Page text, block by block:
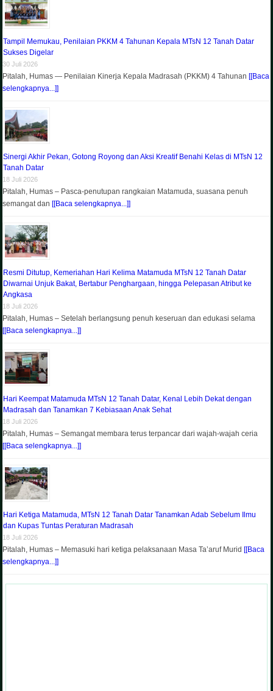
Tampil Memukau, Penilaian PKKM 4 Tahunan Kepala MTsN 12 Tanah Datar
Sukses Digelar
30 Juli 2026
Pitalah, Humas — Penilaian Kinerja Kepala Madrasah (PKKM) 4 Tahunan [[Baca
selengkapnya...]]
Sinergi Akhir Pekan, Gotong Royong dan Aksi Kreatif Benahi Kelas di MTsN 12
Tanah Datar
18 Juli 2026
Pitalah, Humas – Pasca-penutupan rangkaian Matamuda, suasana penuh
semangat dan [[Baca selengkapnya...]]
Resmi Ditutup, Kemeriahan Hari Kelima Matamuda MTsN 12 Tanah Datar
Diwarnai Unjuk Bakat, Bertabur Penghargaan, hingga Pelepasan Atribut ke
Angkasa
18 Juli 2026
Pitalah, Humas – Setelah berlangsung penuh keseruan dan edukasi selama
[[Baca selengkapnya...]]
Hari Keempat Matamuda MTsN 12 Tanah Datar, Kenal Lebih Dekat dengan
Madrasah dan Tanamkan 7 Kebiasaan Anak Sehat
18 Juli 2026
Pitalah, Humas – Semangat membara terus terpancar dari wajah-wajah ceria
[[Baca selengkapnya...]]
Hari Ketiga Matamuda, MTsN 12 Tanah Datar Tanamkan Adab Sebelum Ilmu
dan Kupas Tuntas Peraturan Madrasah
18 Juli 2026
Pitalah, Humas – Memasuki hari ketiga pelaksanaan Masa Ta’aruf Murid [[Baca
selengkapnya...]]